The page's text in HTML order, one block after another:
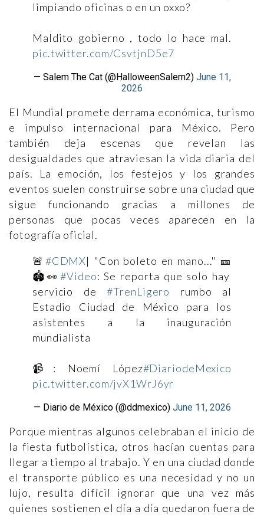
limpiando oficinas o en un oxxo?
Maldito gobierno , todo lo hace mal.
pic.twitter.com/CsvtjnD5e7
— Salem The Cat (@HalloweenSalem2) June 11,
2026
El Mundial promete derrama económica, turismo
e impulso internacional para México. Pero
también deja escenas que revelan las
desigualdades que atraviesan la vida diaria del
país. La emoción, los festejos y los grandes
eventos suelen construirse sobre una ciudad que
sigue funcionando gracias a millones de
personas que pocas veces aparecen en la
fotografía oficial.
🚨 #CDMX| "Con boleto en mano..." 🎫
🏟️👀#Video: Se reporta que solo hay
servicio de#TrenLigero
rumbo al
Estadio Ciudad de México para los
asistentes a la inauguración
mundialista
📹: Noemí López#DiariodeMexico
pic.twitter.com/jvX1WrJ6yr
— Diario de México (@ddmexico) June 11, 2026
Porque mientras algunos celebraban el inicio de
la fiesta futbolística, otros hacían cuentas para
llegar a tiempo al trabajo. Y en una ciudad donde
el transporte público es una necesidad y no un
lujo, resulta difícil ignorar que una vez más
quienes sostienen el día a día quedaron fuera de